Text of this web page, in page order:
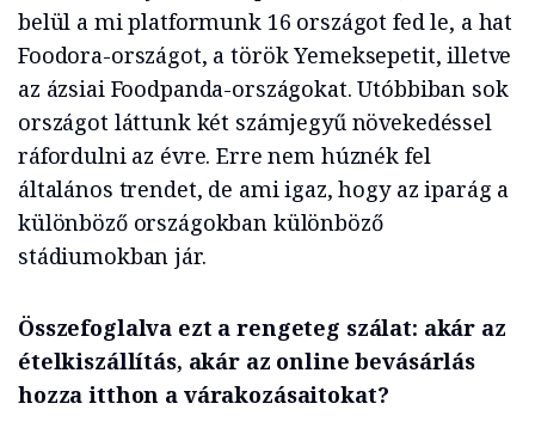
belül a mi platformunk 16 országot fed le, a hat
Foodora-országot, a török Yemeksepetit, illetve
az ázsiai Foodpanda-országokat. Utóbbiban sok
országot láttunk két számjegyű növekedéssel
ráfordulni az évre. Erre nem húznék fel
általános trendet, de ami igaz, hogy az iparág a
különböző országokban különböző
stádiumokban jár.
Összefoglalva ezt a rengeteg szálat: akár az
ételkiszállítás, akár az online bevásárlás
hozza itthon a várakozásaitokat?